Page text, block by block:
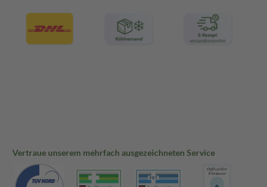
Vertraue unserem mehrfach ausgezeichneten Service